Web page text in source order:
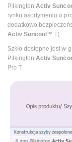
PilkingtonActiv
rynku asortymentu o
dodatkowo
Activ Suncool™ T).
Szkło dostępne jest w
PilkingtonActiv
Pro T.